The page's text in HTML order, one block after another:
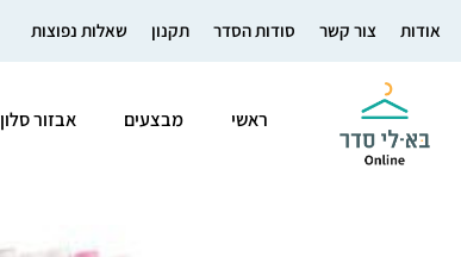
אודות צור קשר סודות הסדר תקנון שאלות נפוצות
ראשי מבצעים אבזור סלון